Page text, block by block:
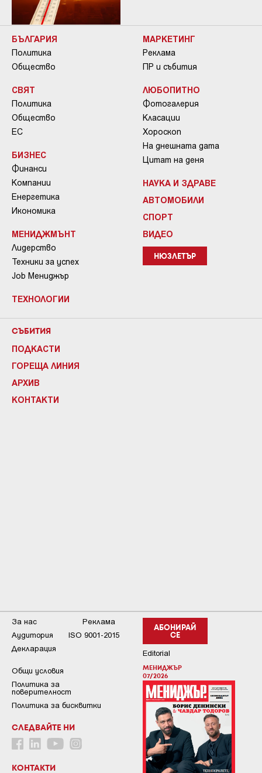
БЪЛГАРИЯ
Политика
Общество
СВЯТ
Политика
Общество
ЕС
БИЗНЕС
Финанси
Компании
Енергетика
Икономика
МЕНИДЖМЪНТ
Лидерство
Техники за успех
Job Мениджър
ТЕХНОЛОГИИ
МАРКЕТИНГ
Реклама
ПР и събития
ЛЮБОПИТНО
Фотогалерия
Класации
Хороскоп
На днешната дата
Цитат на деня
НАУКА И ЗДРАВЕ
АВТОМОБИЛИ
СПОРТ
ВИДЕО
НЮЗЛЕТЪР
СЪБИТИЯ
ПОДКАСТИ
ГОРЕЩА ЛИНИЯ
АРХИВ
КОНТАКТИ
АБОНИРАЙ
СЕ
Editorial
МЕНИДЖЪР
07/2026
За нас
Реклама
Аудитория
ISO 9001-2015
Декларация
Общи условия
Пoлитикa зa
пoвepитeлнocт
Политика за бисквитки
СЛЕДВАЙТЕ НИ
КОНТАКТИ